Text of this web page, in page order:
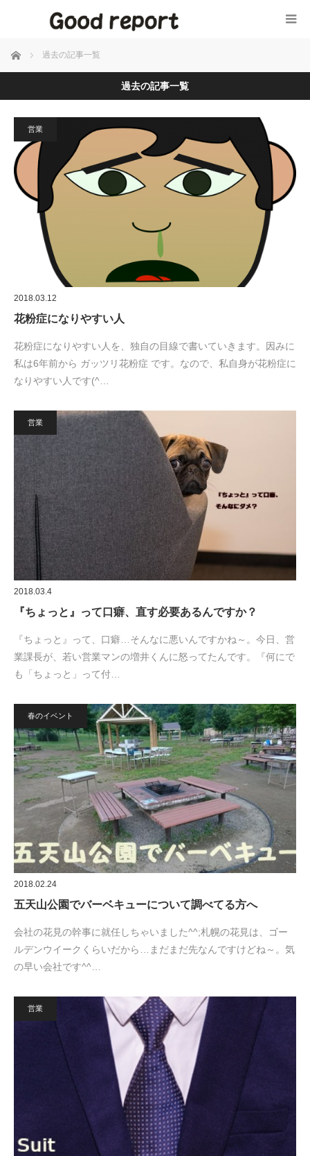
ホーム 過去の記事一覧
過去の記事一覧
営業
2018.03.12
花粉症になりやすい人
花粉症になりやすい人を、独自の目線で書いていきます。因みに
私は6年前から ガッツリ花粉症 です。なので、私自身が花粉症に
なりやすい人です(^…
営業
2018.03.4
『ちょっと』って口癖、直す必要あるんですか？
『ちょっと』って、口癖…そんなに悪いんですかね～。今日、営
業課長が、若い営業マンの増井くんに怒ってたんです。『何にで
も「ちょっと」って付…
春のイベント
2018.02.24
五天山公園でバーベキューについて調べてる方へ
会社の花見の幹事に就任しちゃいました^^;札幌の花見は、ゴー
ルデンウイークくらいだから…まだまだ先なんですけどね～。気
の早い会社です^^…
営業